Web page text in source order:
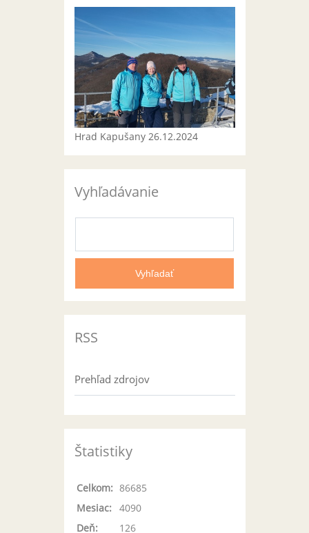
Hrad Kapušany 26.12.2024
Vyhľadávanie
RSS
Prehľad zdrojov
Štatistiky
Celkom: 86685
Mesiac:
4090
Deň:
126